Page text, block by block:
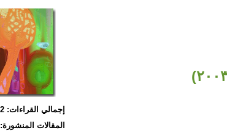
إجمالي القراءات: 516,262
المقالات المنشورة: 405